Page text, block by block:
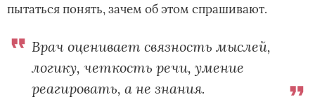
пытаться понять, зачем об этом спрашивают.
Врач оценивает связность мыслей,
логику, четкость речи, умение
реагировать, а не знания.